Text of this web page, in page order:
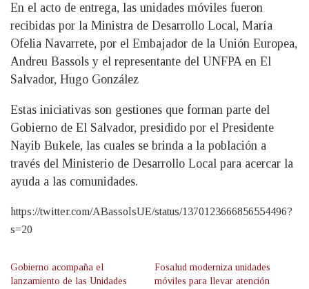
En el acto de entrega, las unidades móviles fueron
recibidas por la Ministra de Desarrollo Local, María
Ofelia Navarrete, por el Embajador de la Unión Europea,
Andreu Bassols y el representante del UNFPA en El
Salvador, Hugo González
Estas iniciativas son gestiones que forman parte del
Gobierno de El Salvador, presidido por el Presidente
Nayib Bukele, las cuales se brinda a la población a
través del Ministerio de Desarrollo Local para acercar la
ayuda a las comunidades.
https://twitter.com/ABassolsUE/status/1370123666856554496?
s=20
Gobierno acompaña el
lanzamiento de las Unidades
Fosalud moderniza unidades
móviles para llevar atención